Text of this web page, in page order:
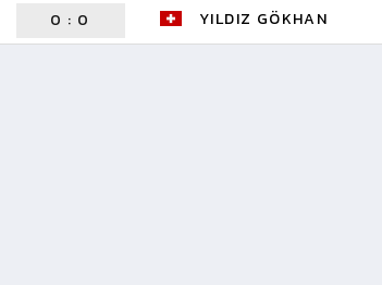
0 : 0 YILDIZ GÖKHAN